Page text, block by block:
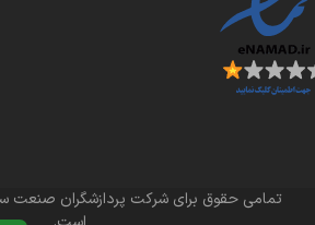
تمامی حقوق برای شرکت پردازشگران صنعت